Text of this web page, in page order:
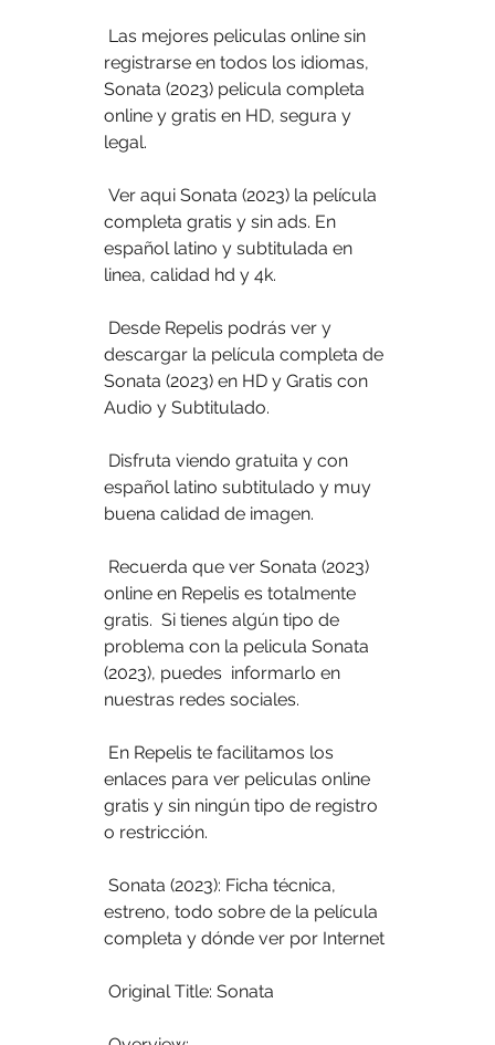
registrarse en todos los idiomas,
Sonata (2023) pelicula completa
online y gratis en HD, segura y
legal.
completa gratis y sin ads. En
español latino y subtitulada en
linea, calidad hd y 4k.
descargar la película completa de
Sonata (2023) en HD y Gratis con
Audio y Subtitulado.
español latino subtitulado y muy
buena calidad de imagen.
online en Repelis es totalmente
gratis.  Si tienes algún tipo de
problema con la pelicula Sonata
(2023), puedes  informarlo en
nuestras redes sociales.
enlaces para ver peliculas online
gratis y sin ningún tipo de registro
o restricción.
estreno, todo sobre de la película
completa y dónde ver por Internet
Original Title: Sonata